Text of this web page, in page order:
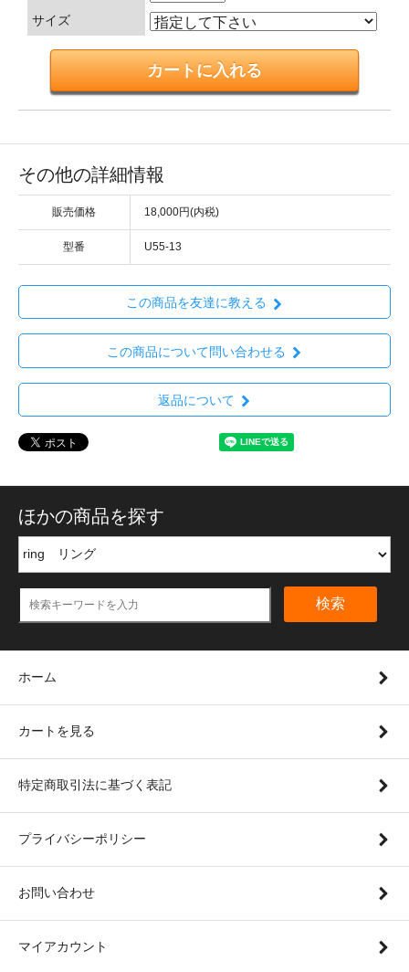
サイズ
その他の詳細情報
販売価格 18,000円(内税)
型番 U55-13
この商品を友達に教える
この商品について問い合わせる
返品について
ほかの商品を探す
検索
ホーム
カートを見る
特定商取引法に基づく表記
プライバシーポリシー
お問い合わせ
マイアカウント